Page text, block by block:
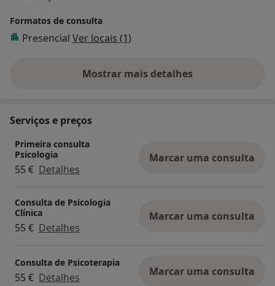
Formatos de consulta
Presencial Ver locais (1)
Mostrar mais detalhes
sobre a experiência
Serviços e preços
Primeira consulta
Psicologia
55 € Detalhes
Marcar uma consulta
Consulta de Psicologia
Clínica
55 € Detalhes
Marcar uma consulta
Consulta de Psicoterapia
55 € Detalhes Marcar uma consulta